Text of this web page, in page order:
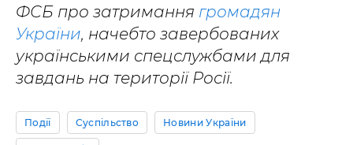
ФСБ про затримання громадян
України, начебто завербованих
українськими спецслужбами для
завдань на території Росії.
Події Суспільство Новини України